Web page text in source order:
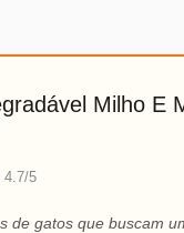
Milho E
4.7/5
de gatos que buscam